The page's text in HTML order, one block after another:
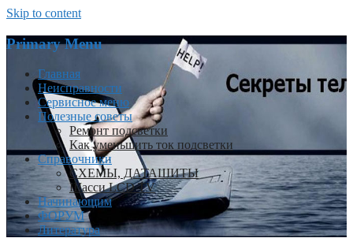
Skip to content
Primary Menu
Главная
Неисправности
Сервисное меню
Полезные советы
Ремонт подсветки
Как уменьшить ток подсветки
Справочники
СХЕМЫ, ДАТАШИТЫ
Шасси LCD TV
Начинающим
ФОРУМ
Литература